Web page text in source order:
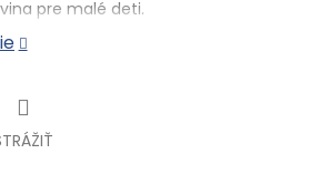
pre malé deti.
zeleniny – mrkva – a zrelé
ktorý prispieva k normálnej funkcii